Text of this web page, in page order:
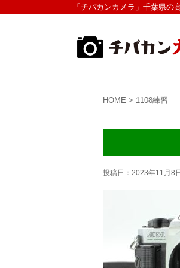
「チバカンカメラ」千葉県の
HOME > 1108練習
投稿日： 2023年11月8日